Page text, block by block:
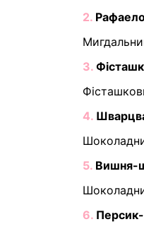
2.
3.
4.
5. Вишня-
6.